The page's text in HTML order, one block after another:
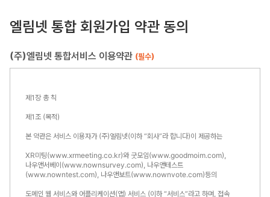
엘림넷 통합 회원가입 약관 동의
(주)엘림넷 통합서비스 이용약관 (필수)